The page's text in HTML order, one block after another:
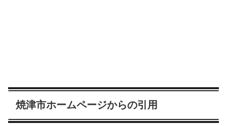
焼津市ホームページからの引用